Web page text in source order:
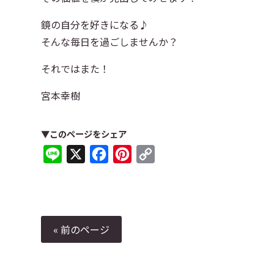
鏡の自分を好きになる♪
そんな毎日を過ごしませんか？
それではまた！
宮本幸樹
▼このページをシェア
Line FacebookPinterest
« 前のページ